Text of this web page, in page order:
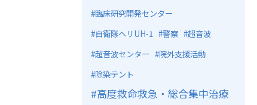
臨床研究開発センター
自衛隊ヘリUH-1
警察
超音波
超音波センター
院外支援活動
除染テント
高度救命救急・総合集中治療